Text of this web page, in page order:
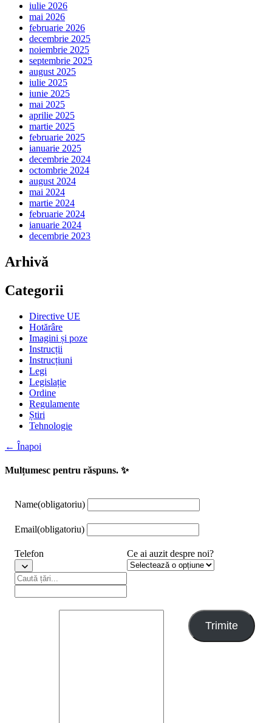
iulie 2026
mai 2026
februarie 2026
decembrie 2025
noiembrie 2025
septembrie 2025
august 2025
iulie 2025
iunie 2025
mai 2025
aprilie 2025
martie 2025
februarie 2025
ianuarie 2025
decembrie 2024
octombrie 2024
august 2024
mai 2024
martie 2024
februarie 2024
ianuarie 2024
decembrie 2023
Arhivă
Categorii
Directive UE
Hotărâre
Imagini și poze
Instrucții
Instrucțiuni
Legi
Legislație
Ordine
Regulamente
Știri
Tehnologie
← Înapoi
Mulțumesc pentru răspuns. ✨
Name(obligatoriu)
Email(obligatoriu)
Telefon Ce ai auzit despre noi?
Trimite